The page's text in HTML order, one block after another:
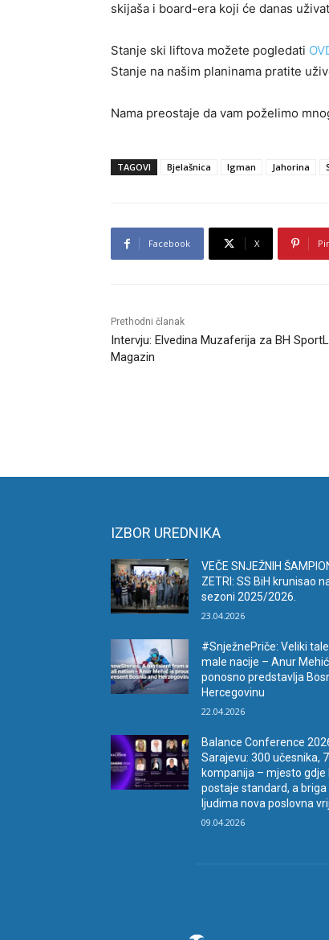
skijaša i board-era koji će danas
Stanje ski liftova možete pogledati
Stanje na našim planinama pratite
Nama preostaje da vam poželimo
TAGOVI Bjelašnica Igman Jahorina
Facebook X
Prethodni članak
Intervju: Elvedina Muzaferija za BH
Magazin
IZBOR UREDNIKA
VEČE SNJEŽNIH
ZETRI: SS BiH krunisao
sezoni 2025/2026.
23.04.2026
#SnježnePriče: Veliki
male nacije – Anur Mehić
ponosno predstavlja
Hercegovinu
22.04.2026
Balance Conference
Sarajevu: 300 učesnika,
kompanija – mjesto gdje
postaje standard, a briga
ljudima nova poslovna
09.04.2026